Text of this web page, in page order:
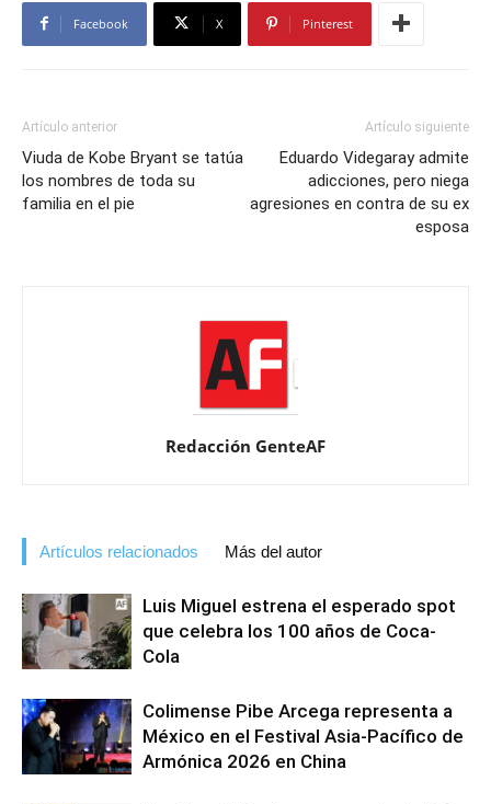
Facebook X Pinterest
Artículo anterior
Viuda de Kobe Bryant se tatúa
los nombres de toda su
familia en el pie
Artículo siguiente
Eduardo Videgaray admite
adicciones, pero niega
agresiones en contra de su ex
esposa
Redacción GenteAF
Artículos relacionados Más del autor
Luis Miguel estrena el esperado spot
que celebra los 100 años de Coca-
Cola
Colimense Pibe Arcega representa a
México en el Festival Asia-Pacífico de
Armónica 2026 en China